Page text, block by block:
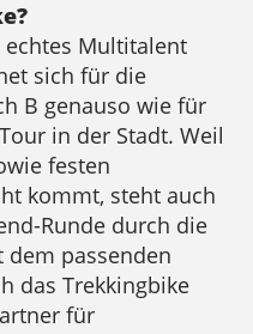
echtes Multitalent
sich für die
B genauso wie für
in der Stadt. Weil
festen
kommt, steht auch
Runde durch die
passenden
das Trekkingbike
für